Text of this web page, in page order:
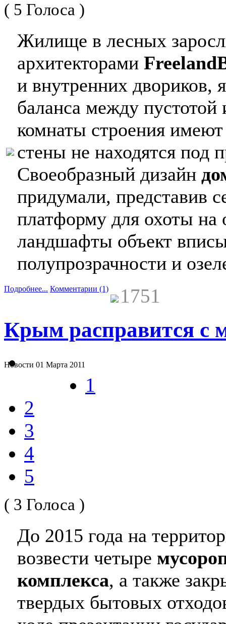
( 5 Голоса )
Жилище в лесных
архитекторами
и внутренних
баланса между
комнаты строения
стены не находятся под
Своеобразный дизайн
придумали, представив
платформу для охоты
ландшафты объект
полупрозрачности и
Подробнее... Комментарии (1) 1751
Крым расправится с
Новости 01 Марта 2011
1
2
3
4
5
( 3 Голоса )
До 2015 года на
возвести четыре
комплекса, а также
твердых бытовых